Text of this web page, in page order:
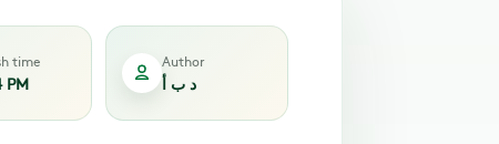
time
PM
Author
د ب أ